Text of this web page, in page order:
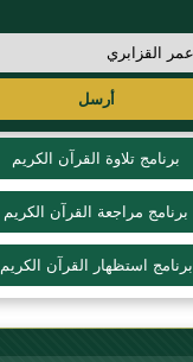
أرسل
برنامج تلاوة القرآن الكريم
برنامج مراجعة القرآن الكريم
برنامج استظهار القرآن الكريم